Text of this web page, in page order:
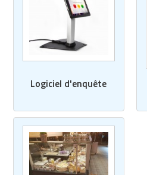
Logiciel d'enquête